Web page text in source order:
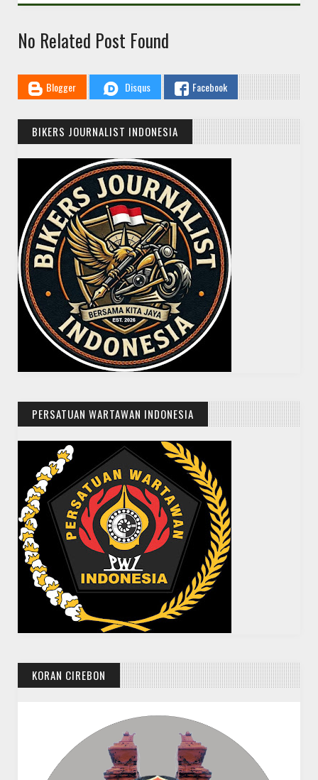
No Related Post Found
Blogger Disqus Facebook
BIKERS JOURNALIST INDONESIA
PERSATUAN WARTAWAN INDONESIA
KORAN CIREBON